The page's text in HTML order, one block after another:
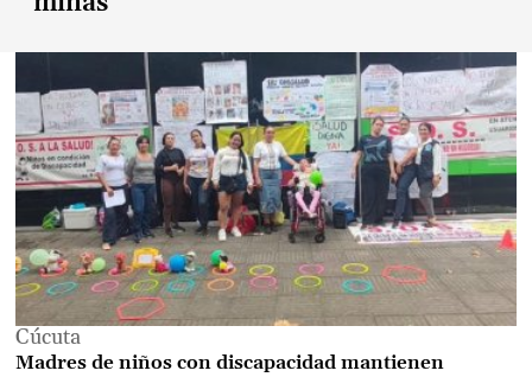
Cúcuta
Madres de niños con discapacidad mantienen